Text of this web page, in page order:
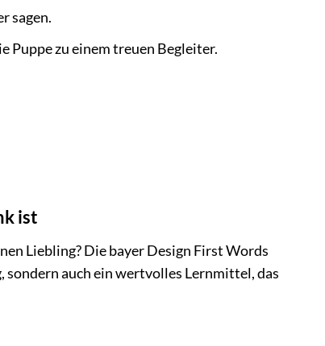
sagen.
Puppe zu einem treuen Begleiter.
ist
Liebling? Die bayer Design First Words
sondern auch ein wertvolles Lernmittel, das